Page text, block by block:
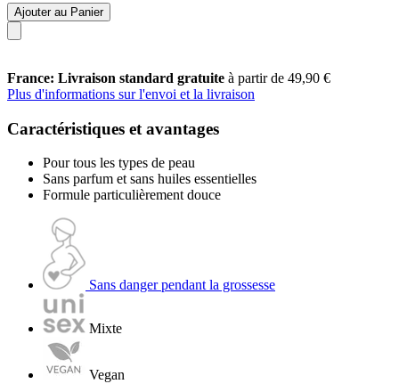
Ajouter au Panier
France: Livraison standard gratuite à partir de 49,90 €
Plus d'informations sur l'envoi et la livraison
Caractéristiques et avantages
Pour tous les types de peau
Sans parfum et sans huiles essentielles
Formule particulièrement douce
Sans danger pendant la grossesse
Mixte
Vegan